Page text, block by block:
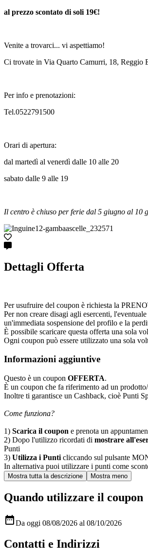
al prezzo scontato di soli 19€!
Venite a trovarci... vi aspettiamo!
Ci trovate in Via Quarto Camurri, 18, Reggio
Per info e prenotazioni:
Tel.0522791500
Orari di apertura:
dal martedì al venerdì dalle 10 alle 20
sabato dalle 9 alle 19
Il centro è chiuso per ferie dal 5 giugno al 10
Dettagli Offerta
Per usufruire del coupon è richiesta la
Per non creare disagi agli esercenti,
un'immediata sospensione del profilo e la
È possibile scaricare questa offerta una sola
Ogni coupon può essere utilizzato una sola
Informazioni aggiuntive
Questo è un coupon OFFERTA.
È un coupon che fa riferimento ad un
Inoltre ti garantisce un Cashback, cioè Punti
Come funziona?
1) Scarica il coupon e prenota un
2) Dopo l'utilizzo ricordati di mostrare
Punti
3) Utilizza i Punti cliccando sul pulsante
In alternativa puoi utilizzare i punti come
Quando utilizzare il coupon
Da oggi 08/08/2026 al 08/10/2026
Contatti e Indirizzi